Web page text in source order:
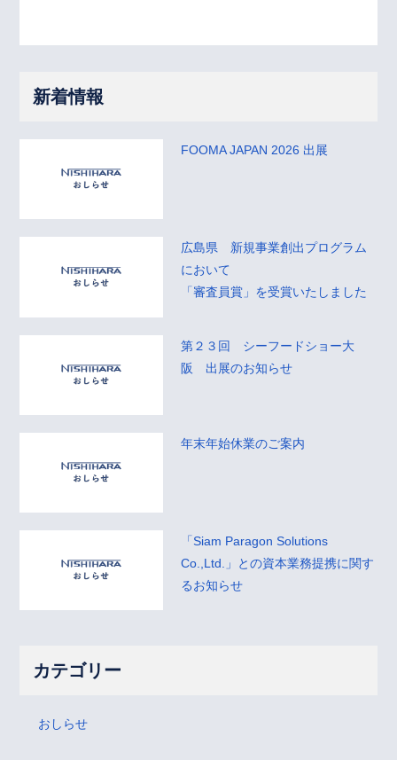
新着情報
FOOMA JAPAN 2026 出展
広島県 新規事業創出プログラム
において
「審査員賞」を受賞いたしました
第２３回 シーフードショー大
阪 出展のお知らせ
年末年始休業のご案内
「Siam Paragon Solutions
Co.,Ltd.」との資本業務提携に関す
るお知らせ
カテゴリー
おしらせ